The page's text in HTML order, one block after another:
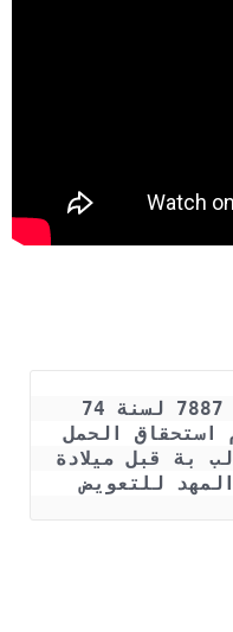
قضائية ( مدنى ) : عدم استحقاق الحمل
للتعويض